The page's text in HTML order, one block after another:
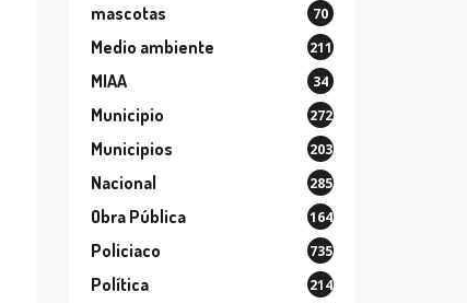
mascotas 70
Medio ambiente 211
MIAA 34
Municipio 272
Municipios 203
Nacional 285
Obra Pública 164
Policiaco 735
Política 214